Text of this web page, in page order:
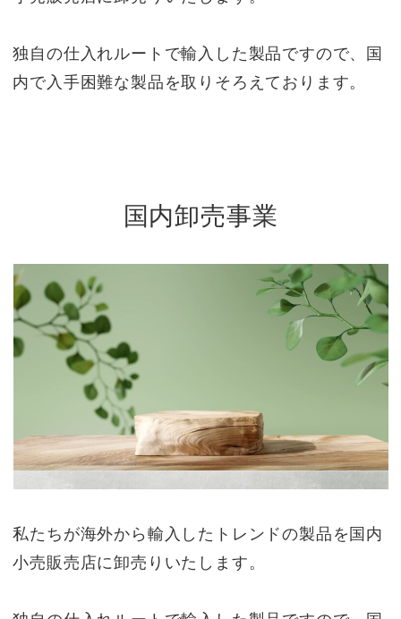
独自の仕入れルートで輸入した製品ですので、国
内で入手困難な製品を取りそろえております。
国内卸売事業
私たちが海外から輸入したトレンドの製品を国内
小売販売店に卸売りいたします。